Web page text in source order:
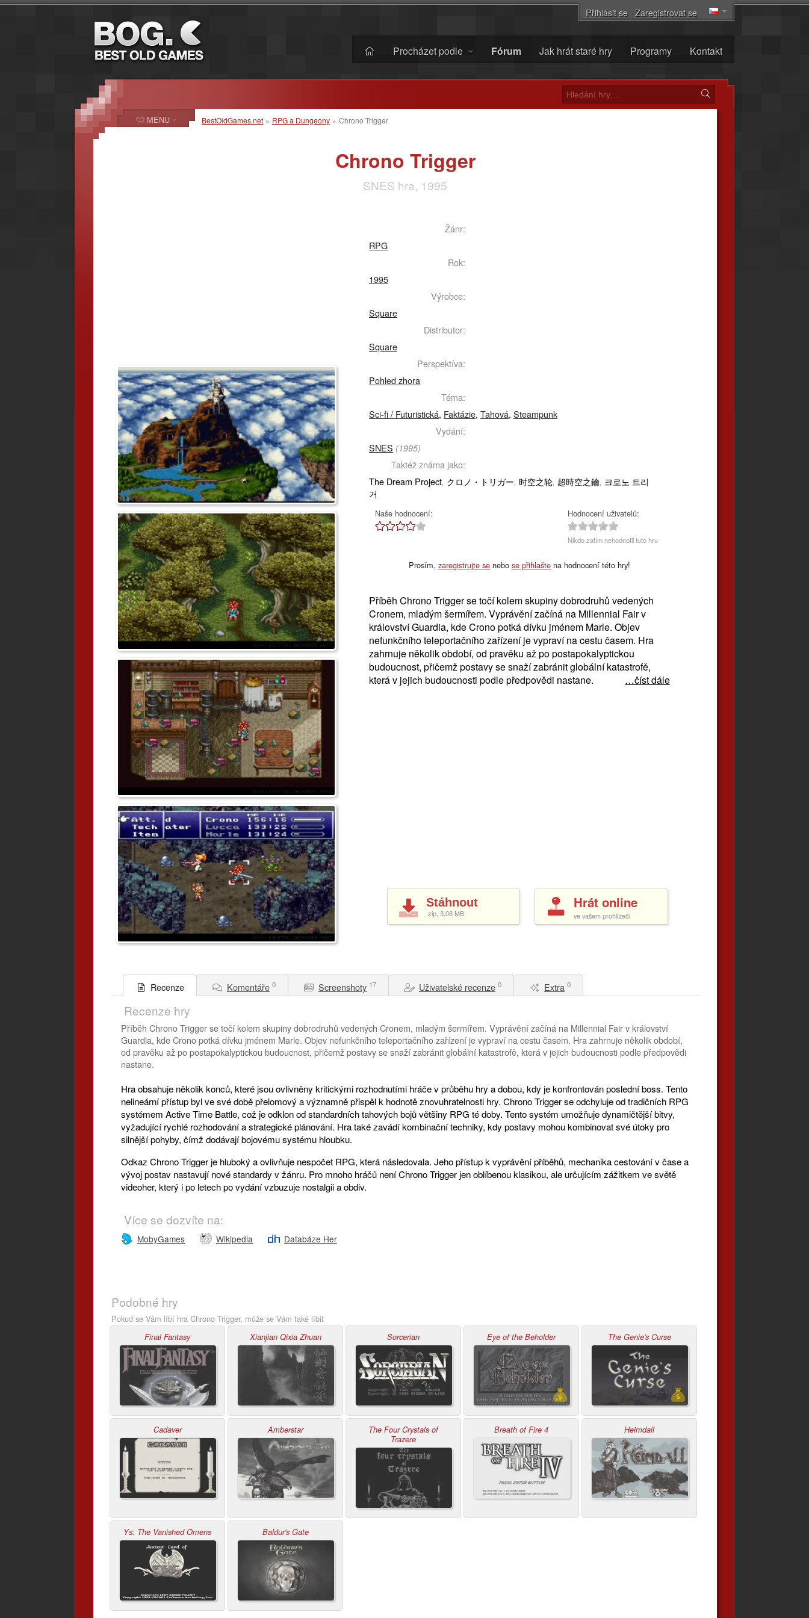
Přihlásit se·Zaregistrovat se
Procházet podle Fórum Jak hrát staré hry Programy Kontakt
BestOldGames.net » RPG a Dungeony » Chrono Trigger
Chrono Trigger
SNES hra, 1995
Žánr:
RPG
Rok:
1995
Výrobce:
Square
Distributor:
Square
Perspektíva:
Pohled zhora
Téma:
Sci-fi / Futuristická, Faktázie, Tahová, Steampunk
Vydání:
SNES (1995)
Taktéž známa jako:
The Dream Project, クロノ・トリガー, 时空之轮, 超時空之鑰, 크로노 트리
거
Naše hodnocení: Hodnocení uživatelů:
Nikdo zatím nehodnotil tuto hru
Prosím, zaregistrujte se nebo se přihlašte na hodnocení této hry!
Příběh Chrono Trigger se točí kolem skupiny dobrodruhů vedených
Cronem, mladým šermířem. Vyprávění začíná na Millennial Fair v
království Guardia, kde Crono potká dívku jménem Marle. Objev
nefunkčního teleportačního zařízení je vypraví na cestu časem. Hra
zahrnuje několik období, od pravěku až po postapokalyptickou
budoucnost, přičemž postavy se snaží zabránit globální katastrofě,
která v jejich budoucnosti podle předpovědi nastane.
…číst dále
Stáhnout
.zip, 3,08 MB
Hrát online
ve vašem prohlížeči
Recenze Komentáře 0 Screenshoty 17 Uživatelské recenze 0 Extra 0
Recenze hry
Příběh Chrono Trigger se točí kolem skupiny dobrodruhů vedených Cronem, mladým šermířem. Vyprávění začíná na Millennial Fair v království
Guardia, kde Crono potká dívku jménem Marle. Objev nefunkčního teleportačního zařízení je vypraví na cestu časem. Hra zahrnuje několik období,
od pravěku až po postapokalyptickou budoucnost, přičemž postavy se snaží zabránit globální katastrofě, která v jejich budoucnosti podle předpovědi
nastane.
Hra obsahuje několik konců, které jsou ovlivněny kritickými rozhodnutími hráče v průběhu hry a dobou, kdy je konfrontován poslední boss. Tento
nelineární přístup byl ve své době přelomový a významně přispěl k hodnotě znovuhratelnosti hry. Chrono Trigger se odchyluje od tradičních RPG
systémem Active Time Battle, což je odklon od standardních tahových bojů většiny RPG té doby. Tento systém umožňuje dynamičtější bitvy,
vyžadující rychlé rozhodování a strategické plánování. Hra také zavádí kombinační techniky, kdy postavy mohou kombinovat své útoky pro
silnější pohyby, čímž dodávají bojovému systému hloubku.
Odkaz Chrono Trigger je hluboký a ovlivňuje nespočet RPG, která následovala. Jeho přístup k vyprávění příběhů, mechanika cestování v čase a
vývoj postav nastavují nové standardy v žánru. Pro mnoho hráčů není Chrono Trigger jen oblíbenou klasikou, ale určujícím zážitkem ve světě
videoher, který i po letech po vydání vzbuzuje nostalgii a obdiv.
Více se dozvíte na:
MobyGames Wikipedia Databáze Her
Podobné hry
Pokud se Vám líbí hra Chrono Trigger, může se Vám také líbit
Final Fantasy Xianjian Qixia Zhuan Sorcerian Eye of the Beholder The Genie's Curse
Cadaver Amberstar
The Four Crystals of
Trazere
Breath of Fire 4 Heimdall
Ys: The Vanished Omens Baldur's Gate
MENU